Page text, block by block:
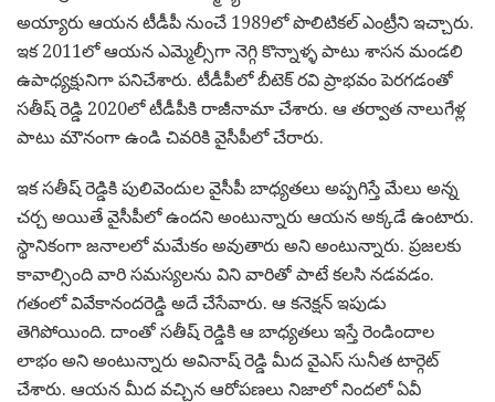
అయ్యారు ఆయన టీడీపీ నుంచే 1989లో పొలిటికల్ ఎంట్రీని ఇచ్చారు.
ఇక 2011లో ఆయన ఎమ్మెల్సీగా నెగ్గి కొన్నాళ్ళ పాటు శాసన మండలి
ఉపాధ్యక్షునిగా పనిచేశారు. టీడీపీలో బీటెక్ రవి ప్రాభవం పెరగడంతో
సతీష్ రెడ్డి 2020లో టీడీపీకి రాజీనామా చేశారు. ఆ తర్వాత నాలుగేళ్ల
పాటు మౌనంగా ఉండి చివరికి వైసీపీలో చేరారు.
ఇక సతీష్ రెడ్డికి పులివెందుల వైసీపీ బాధ్యతలు అప్పగిస్తే మేలు అన్న
చర్చ అయితే వైసీపీలో ఉందని అంటున్నారు ఆయన అక్కడే ఉంటారు.
స్థానికంగా జనాలలో మమేకం అవుతారు అని అంటున్నారు. ప్రజలకు
కావాల్సింది వారి సమస్యలను విని వారితో పాటే కలసి నడవడం.
గతంలో వివేకానందరెడ్డి అదే చేసేవారు. ఆ కనెక్షన్ ఇపుడు
తెగిపోయింది. దాంతో సతీష్ రెడ్డికి ఆ బాధ్యతలు ఇస్తే రెండిందాల
లాభం అని అంటున్నారు అవినాష్ రెడ్డి మీద వైఎస్ సునీత టార్గెట్
చేశారు. ఆయన మీద వచ్చిన ఆరోపణలు నిజాలో నిందలో ఏవీ